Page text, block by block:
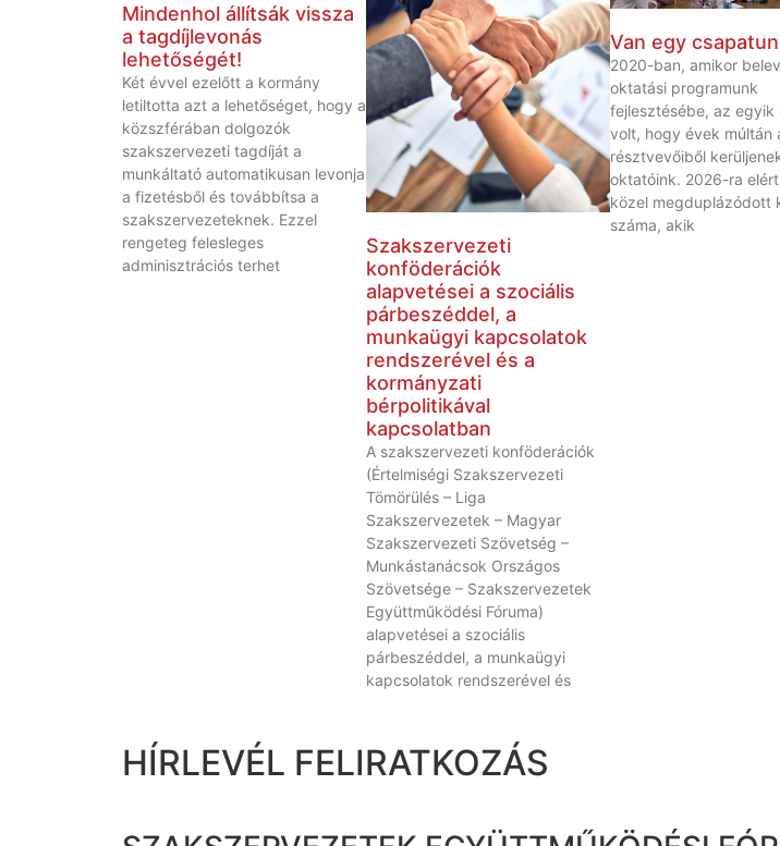
Mindenhol állítsák vissza
a tagdíjlevonás
lehetőségét!
Két évvel ezelőtt a kormány
letiltotta azt a lehetőséget, hogy a
közszférában dolgozók
szakszervezeti tagdíját a
munkáltató automatikusan levonja
a fizetésből és továbbítsa a
szakszervezeteknek. Ezzel
rengeteg felesleges
adminisztrációs terhet
Szakszervezeti
konföderációk
alapvetései a szociális
párbeszéddel, a
munkaügyi kapcsolatok
rendszerével és a
kormányzati
bérpolitikával
kapcsolatban
A szakszervezeti konföderációk
(Értelmiségi Szakszervezeti
Tömörülés – Liga
Szakszervezetek – Magyar
Szakszervezeti Szövetség –
Munkástanácsok Országos
Szövetsége – Szakszervezetek
Együttműködési Fóruma)
alapvetései a szociális
párbeszéddel, a munkaügyi
kapcsolatok rendszerével és
Van egy
2020-ban, amikor
oktatási programunk
fejlesztésébe, az egyik
volt, hogy évek múltán
résztvevőiből
oktatóink. 2026-ra
közel megduplázódott
száma, akik
HÍRLEVÉL FELIRATKOZÁS